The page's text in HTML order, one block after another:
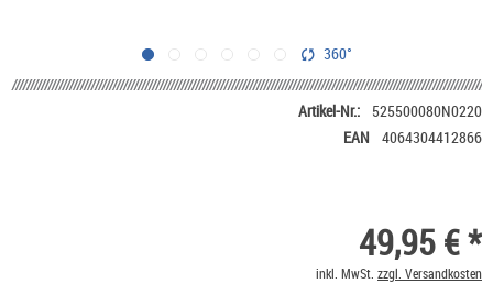
360°
Artikel-Nr.:
525500080N0220
EAN
4064304412866
49,95 € *
inkl. MwSt. zzgl. Versandkosten